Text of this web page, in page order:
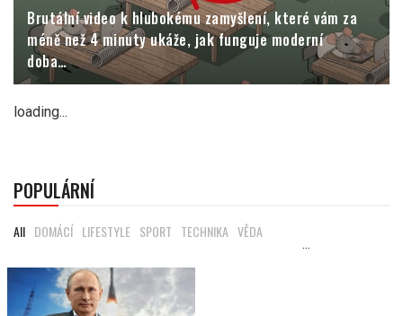
Brutální video k hlubokému zamyšlení, které vám za
méně než 4 minuty ukáže, jak funguje moderní
doba…
loading...
POPULÁRNÍ
All DOMÁCÍ LIFESTYLE SPORT TECHNIKA VĚDA
...